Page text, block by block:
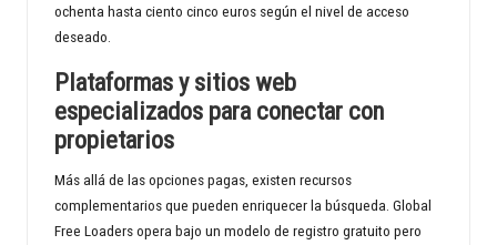
ochenta hasta ciento cinco euros según el nivel de acceso
deseado.
Plataformas y sitios web
especializados para conectar con
propietarios
Más allá de las opciones pagas, existen recursos
complementarios que pueden enriquecer la búsqueda. Global
Free Loaders opera bajo un modelo de registro gratuito pero